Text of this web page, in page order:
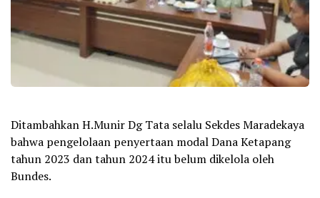
Ditambahkan H.Munir Dg Tata selalu Sekdes Maradekaya
bahwa pengelolaan penyertaan modal Dana Ketapang
tahun 2023 dan tahun 2024 itu belum dikelola oleh
Bundes.